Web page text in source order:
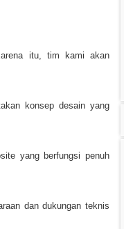
itu, tim kami akan
konsep desain yang
yang berfungsi penuh
dan dukungan teknis